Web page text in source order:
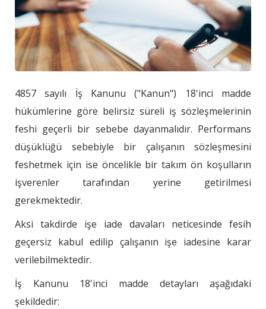
4857 sayılı İş Kanunu ("Kanun") 18'inci madde
hükümlerine göre belirsiz süreli iş sözleşmelerinin
feshi geçerli bir sebebe dayanmalıdır. Performans
düşüklüğü sebebiyle bir çalışanın sözleşmesini
feshetmek için ise öncelikle bir takım ön koşulların
işverenler tarafından yerine getirilmesi
gerekmektedir.
Aksi takdirde işe iade davaları neticesinde fesih
geçersiz kabul edilip çalışanın işe iadesine karar
verilebilmektedir.
İş Kanunu 18'inci madde detayları aşağıdaki
şekildedir: